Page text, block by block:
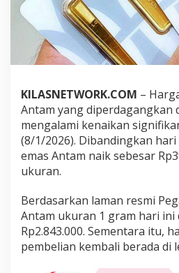
a
d
a
i
n
T
e
r
u
s
k
,
1
G
r
a
KILASNETWORK.COM –
Antam yang diperdagangkan
mengalami kenaikan
(8/1/2026). Dibandingkan
emas Antam naik sebesar
ukuran.
Berdasarkan laman resmi
Antam ukuran 1 gram hari ini
Rp2.843.000. Sementara itu,
pembelian kembali berada di